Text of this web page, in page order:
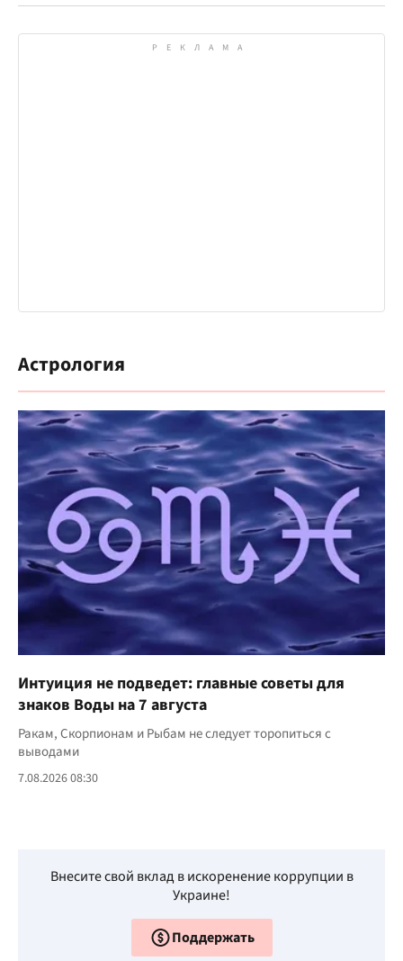
Астрология
Интуиция не подведет: главные советы для
знаков Воды на 7 августа
Ракам, Скорпионам и Рыбам не следует торопиться с
выводами
7.08.2026 08:30
Внесите свой вклад в искоренение коррупции в
Украине!
Поддержать